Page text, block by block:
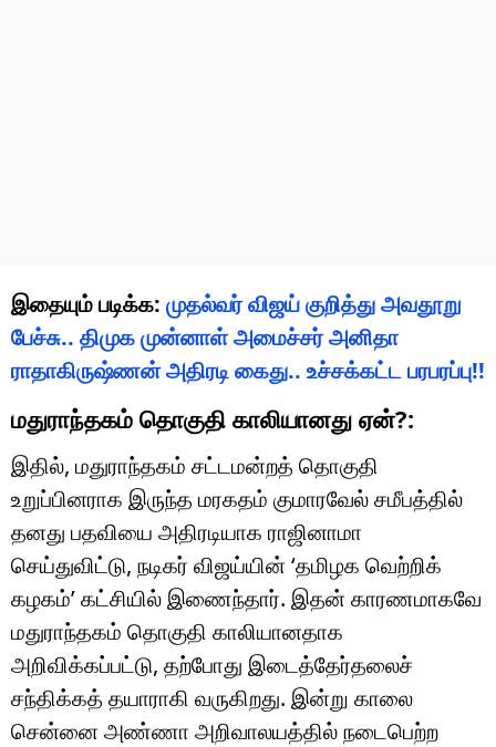
இதையும் படிக்க: முதல்வர் விஜய் குறித்து அவதூறு
பேச்சு.. திமுக முன்னாள் அமைச்சர் அனிதா
ராதாகிருஷ்ணன் அதிரடி கைது.. உச்சக்கட்ட பரபரப்பு!!
மதுராந்தகம் தொகுதி காலியானது ஏன்?:
இதில், மதுராந்தகம் சட்டமன்றத் தொகுதி
உறுப்பினராக இருந்த மரகதம் குமாரவேல் சமீபத்தில்
தனது பதவியை அதிரடியாக ராஜினாமா
செய்துவிட்டு, நடிகர் விஜய்யின் ‘தமிழக வெற்றிக்
கழகம்’ கட்சியில் இணைந்தார். இதன் காரணமாகவே
மதுராந்தகம் தொகுதி காலியானதாக
அறிவிக்கப்பட்டு, தற்போது இடைத்தேர்தலைச்
சந்திக்கத் தயாராகி வருகிறது. இன்று காலை
சென்னை அண்ணா அறிவாலயத்தில் நடைபெற்ற